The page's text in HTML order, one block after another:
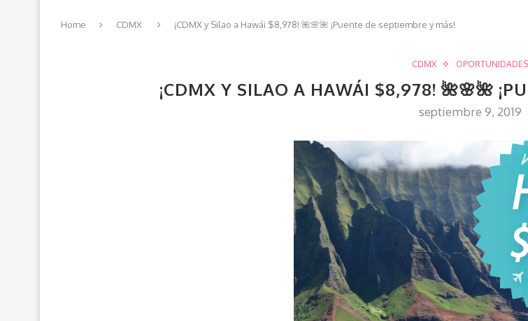
Home CDMX ¡CDMX y Silao a Hawái $8,978! 🌺🌸🌺 ¡Puente de septiembre y más!
CDMX OPORTUNIDADES
¡CDMX Y SILAO A HAWÁI $8,978! 🌺🌸🌺
septiembre 9, 2019